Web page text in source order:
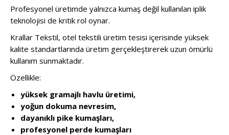
Profesyonel üretimde yalnızca kumaş değil kullanılan iplik
teknolojisi de kritik rol oynar.
Krallar Tekstil, otel tekstili üretim tesisi içerisinde yüksek
kalite standartlarında üretim gerçekleştirerek uzun ömürlü
kullanım sunmaktadır.
Özellikle:
yüksek gramajlı havlu üretimi,
yoğun dokuma nevresim,
dayanıklı pike kumaşları,
profesyonel perde kumaşları